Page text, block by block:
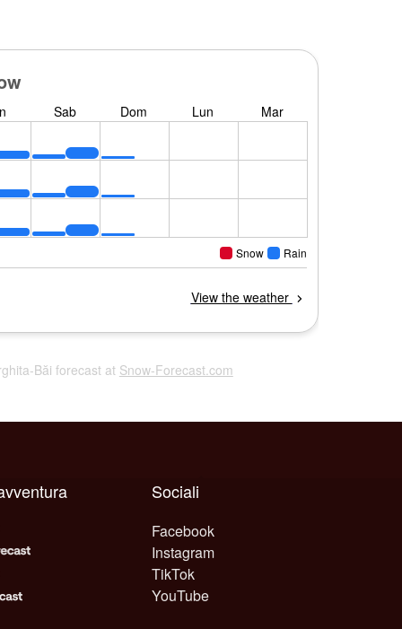
Băi forecast at Snow-Forecast.com
Sociali
Facebook
Instagram
TikTok
YouTube